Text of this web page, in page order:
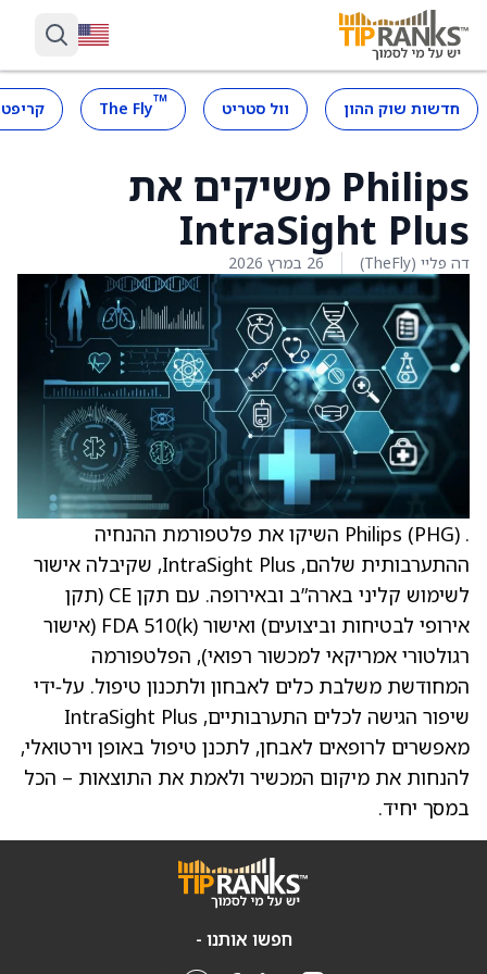
חדשות שוק ההון וול סטריט ™
The Fly
Philips משיקים את
IntraSight Plus
דה פליי (TheFly) 26 במרץ 2026
. Philips (PHG) השיקו את פלטפורמת ההנחיה
ההתערבותית שלהם, IntraSight Plus, שקיבלה אישור
לשימוש קליני בארה”ב ובאירופה. עם תקן CE (תקן
אירופי לבטיחות וביצועים) ואישור FDA 510(k) (אישור
רגולטורי אמריקאי למכשור רפואי), הפלטפורמה
המחודשת משלבת כלים לאבחון ולתכנון טיפול. על‑ידי
שיפור הגישה לכלים התערבותיים, IntraSight Plus
מאפשרים לרופאים לאבחן, לתכנן טיפול באופן וירטואלי,
להנחות את מיקום המכשיר ולאמת את התוצאות – הכל
במסך יחיד.
חפשו אותנו -